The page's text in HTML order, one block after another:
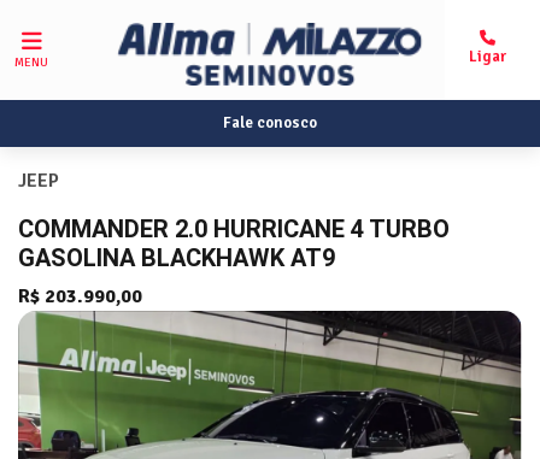
MENU
Fale conosco
JEEP
COMMANDER 2.0 HURRICANE 4 TURBO
GASOLINA BLACKHAWK AT9
R$ 203.990,00